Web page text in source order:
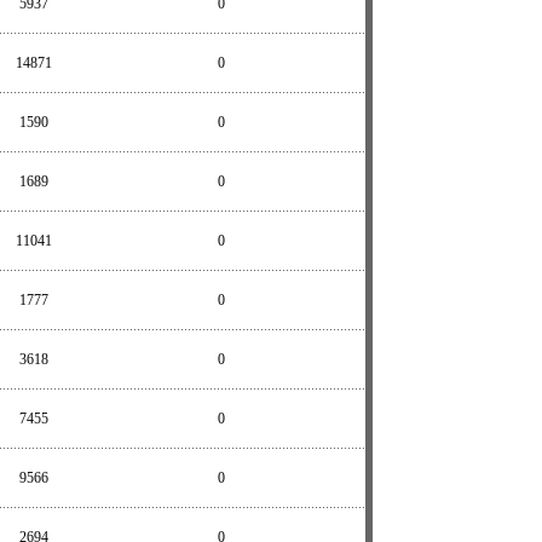
5937 0
14871 0
1590 0
1689 0
11041 0
1777 0
3618 0
7455 0
9566 0
2694 0